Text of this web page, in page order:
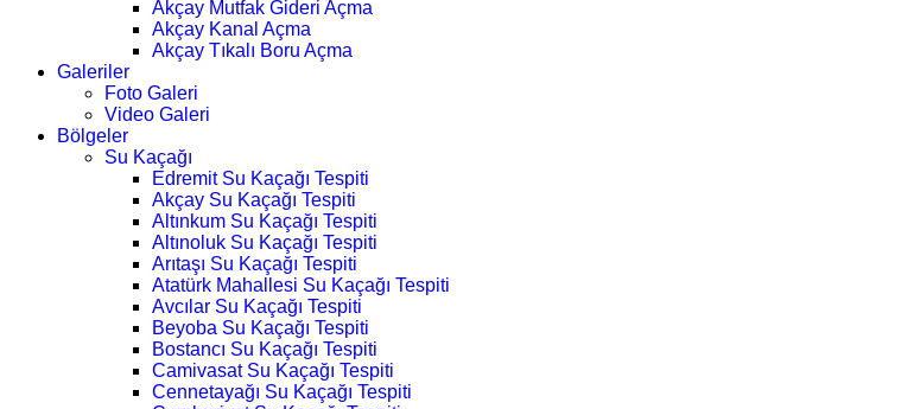
Akçay Mutfak Gideri Açma
Akçay Kanal Açma
Akçay Tıkalı Boru Açma
Galeriler
Foto Galeri
Video Galeri
Bölgeler
Su Kaçağı
Edremit Su Kaçağı Tespiti
Akçay Su Kaçağı Tespiti
Altınkum Su Kaçağı Tespiti
Altınoluk Su Kaçağı Tespiti
Arıtaşı Su Kaçağı Tespiti
Atatürk Mahallesi Su Kaçağı Tespiti
Avcılar Su Kaçağı Tespiti
Beyoba Su Kaçağı Tespiti
Bostancı Su Kaçağı Tespiti
Camivasat Su Kaçağı Tespiti
Cennetayağı Su Kaçağı Tespiti